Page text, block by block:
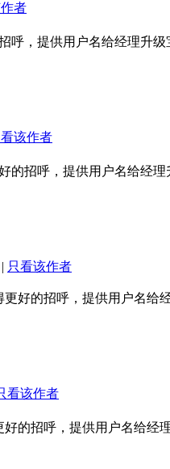
者
呼，提供用户名给经理升级
该作者
的招呼，提供用户名给经
| 只看该作者
好的招呼，提供用户名给
看该作者
的招呼，提供用户名给经